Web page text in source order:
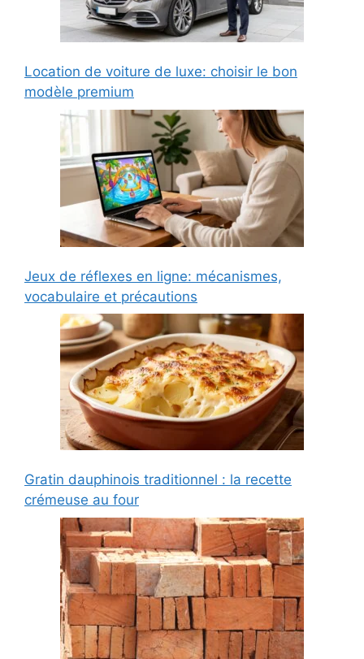
Location de voiture de luxe: choisir le bon
modèle premium
Jeux de réflexes en ligne: mécanismes,
vocabulaire et précautions
Gratin dauphinois traditionnel : la recette
crémeuse au four